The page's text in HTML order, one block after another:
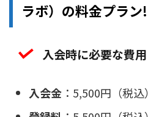
ラボ）の料金プラ
入会時に必要な費用
入会金 ：5,500円（税